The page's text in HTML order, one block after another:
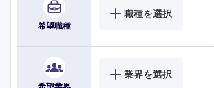
希望職種
職種を選択
業界を選択